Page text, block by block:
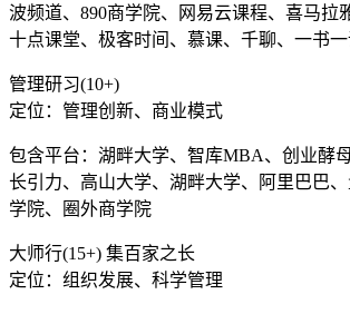
波频道、890商学院、网易云课程、喜马拉
十点课堂、极客时间、慕课、千聊、一书
管理研习(10+)
定位：管理创新、商业模式
包含平台：湖畔大学、智库MBA、创业酵
长引力、高山大学、湖畔大学、阿里巴巴
学院、圈外商学院
大师行(15+) 集百家之长
定位：组织发展、科学管理